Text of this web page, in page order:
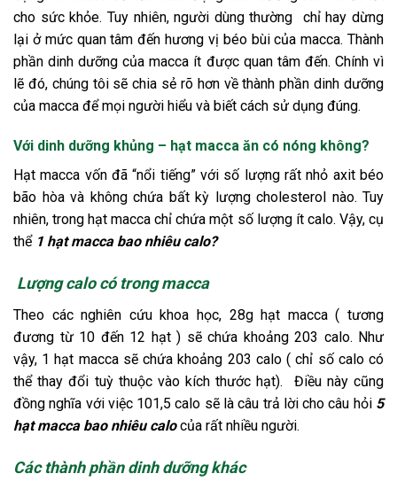
cho sức khỏe. Tuy nhiên, người dùng thường chỉ hay dừng
lại ở mức quan tâm đến hương vị béo bùi của macca. Thành
phần dinh dưỡng của macca ít được quan tâm đến. Chính vì
lẽ đó, chúng tôi sẽ chia sẻ rõ hơn về thành phần dinh dưỡng
của macca để mọi người hiểu và biết cách sử dụng đúng.
Với dinh dưỡng khủng – hạt macca ăn có nóng không?
Hạt macca vốn đã “nổi tiếng” với số lượng rất nhỏ axit béo
bão hòa và không chứa bất kỳ lượng cholesterol nào. Tuy
nhiên, trong hạt macca chỉ chứa một số lượng ít calo. Vậy, cụ
thể 1 hạt macca bao nhiêu calo?
Lượng calo có trong macca
Theo các nghiên cứu khoa học, 28g hạt macca ( tương
đương từ 10 đến 12 hạt ) sẽ chứa khoảng 203 calo. Như
vậy, 1 hạt macca sẽ chứa khoảng 203 calo ( chỉ số calo có
thể thay đổi tuỳ thuộc vào kích thước hạt). Điều này cũng
đồng nghĩa với việc 101,5 calo sẽ là câu trả lời cho câu hỏi 5
hạt macca bao nhiêu calocủa rất nhiều người.
Các thành phần dinh dưỡng khác